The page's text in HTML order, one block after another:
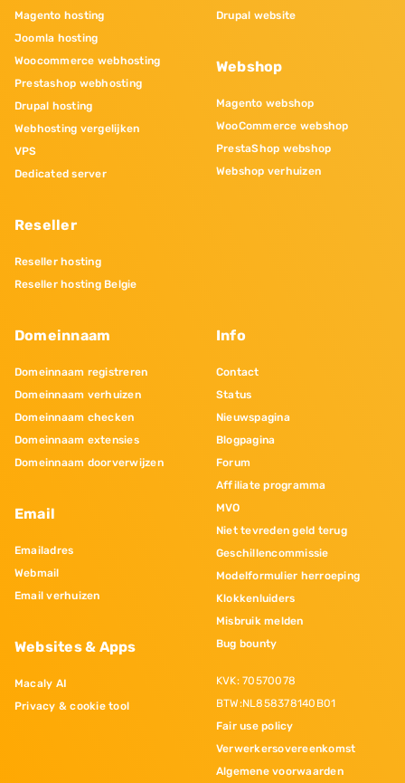
Magento hosting
Joomla hosting
Woocommerce webhosting
Prestashop webhosting
Drupal hosting
Webhosting vergelijken
VPS
Dedicated server
Reseller
Reseller hosting
Reseller hosting Belgie
Drupal website
Webshop
Magento webshop
WooCommerce webshop
PrestaShop webshop
Webshop verhuizen
Domeinnaam
Domeinnaam registreren
Domeinnaam verhuizen
Domeinnaam checken
Domeinnaam extensies
Domeinnaam doorverwijzen
Email
Emailadres
Webmail
Email verhuizen
Websites & Apps
Macaly AI
Privacy & cookie tool
Info
Contact
Status
Nieuwspagina
Blogpagina
Forum
Affiliate programma
MVO
Niet tevreden geld terug
Geschillencommissie
Modelformulier herroeping
Klokkenluiders
Misbruik melden
Bug bounty
KVK: 70570078
BTW:NL858378140B01
Fair use policy
Verwerkersovereenkomst
Algemene voorwaarden